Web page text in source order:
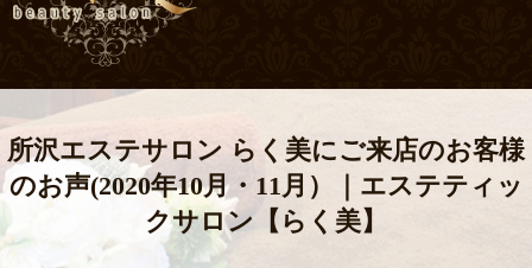
所沢エステサロン らく美にご来店のお客様
のお声(2020年10月・11月）｜エステティッ
クサロン【らく美】